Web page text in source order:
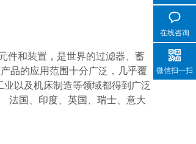
件和装置，是世界的过滤器、蓄
品的应用范围十分广泛，几乎覆
以及机床制造等领域都得到广泛
法国、印度、英国、瑞士、意大
在线咨询
微信扫一扫